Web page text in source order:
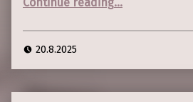
20.8.2025